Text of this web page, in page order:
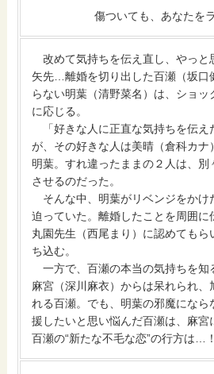
傷ついても、あなたを
改めて気持ちを伝え直し、やっと
矢先…離婚を切り出した百瀬（坂口
らない明葉（清野菜名）は、ショ
に応じる。
「好きな人に正直な気持ちを伝え
が、その好きな人は美晴（倉科カナ
明葉。すれ違ったままの２人は、別
させるのだった。
そんな中、明葉がリベンジをかけ
迫っていた。離婚したことを周囲に
丸園先生（西尾まり）に認めても
ち込む。
一方で、百瀬の本当の気持ちを知
麻宮（深川麻衣）からは呆れられ、
れる百瀬。でも、明葉の邪魔になら
援したいと思い悩んだ百瀬は、麻宮
百瀬の“新たな不毛な恋”の行方は…